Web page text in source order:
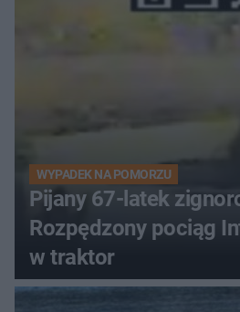
WYPADEK NA POMORZU
Pijany 67-latek
Rozpędzony pociąg
w traktor